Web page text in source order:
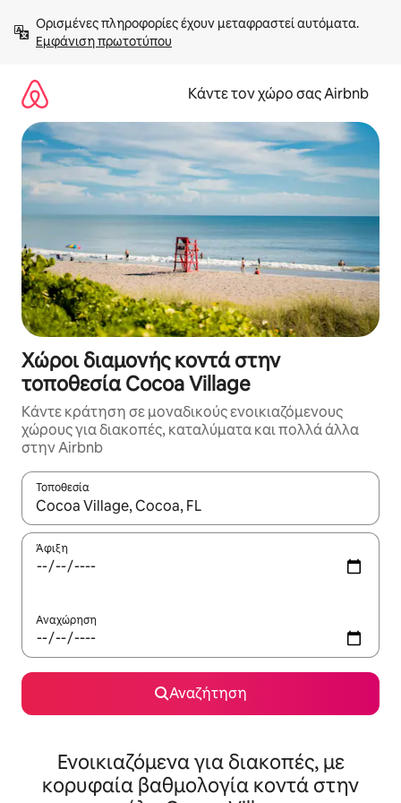
στο
περιεχόμενοΕμφάνιση πρωτοτύπου
Κάντε τον χώρο σας Airbnb
Χώροι διαμονής κοντά στην
τοποθεσία Cocoa Village
Κάντε κράτηση σε μοναδικούς ενοικιαζόμενους
χώρους για διακοπές, καταλύματα και πολλά άλλα
στην Airbnb
Τοποθεσία
Όταν τα αποτελέσματα είναι διαθέσιμα, μπορείτε να
Άφιξη
Αναχώρηση
Αναζήτηση
Ενοικιαζόμενα για διακοπές, με
κορυφαία βαθμολογία κοντά στην